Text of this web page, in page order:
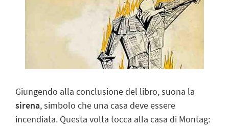
Giungendo alla conclusione del libro, suona la
sirena, simbolo che una casa deve essere
incendiata. Questa volta tocca alla casa di Montag: